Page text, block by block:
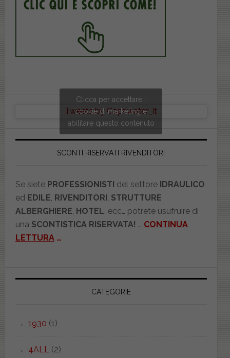
Tweets by Copriwater_it
Clicca per accettare i
cookie di marketing e
abilitare questo contenuto
SCONTI RISERVATI RIVENDITORI
Se siete PROFESSIONISTI del settore IDRAULICO
ed EDILE, RIVENDITORI , STRUTTURE
ALBERGHIERE, HOTEL, ecc… potrete usufruire di
una SCONTISTICA RISERVATA! … CONTINUA
LETTURA…
CATEGORIE
1930 (1)
4ALL(2)